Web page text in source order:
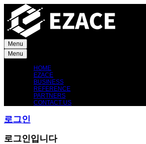
Menu
Menu
HOME
EZACE
BUSINESS
REFERENCE
PARTNERS
CONTACT US
로그인
로그인입니다